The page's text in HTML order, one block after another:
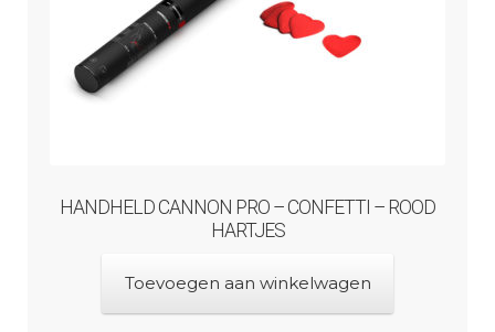
HANDHELD CANNON PRO – CONFETTI – ROOD
HARTJES
Toevoegen aan winkelwagen